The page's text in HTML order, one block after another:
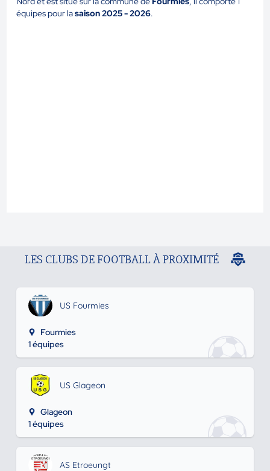
équipes pour lasaison 2025 - 2026.
LES CLUBS DE FOOTBALL À PROXIMITÉ
US Fourmies
Fourmies
1 équipes
US Glageon
Glageon
1 équipes
AS Etroeungt